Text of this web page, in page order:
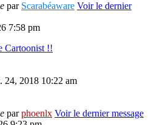
par Scarabéaware Voir le dernier
7:58 pm
Cartoonist !!
24, 2018 10:22 am
parphoenlx Voir le dernier message